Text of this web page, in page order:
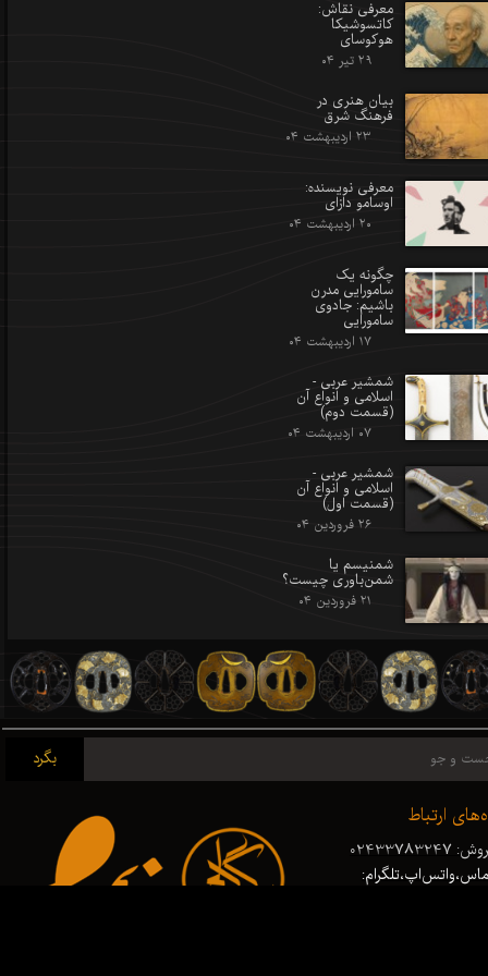
معرفی نقاش:
کاتسوشیکا
هوکوسای
۲۹ تیر ۰۴
بیان هنری در
فرهنگ شرق
۲۳ اردیبهشت ۰۴
معرفی نویسنده:
اوسامو دازای
۲۰ اردیبهشت ۰۴
چگونه یک
سامورایی مدرن
باشیم: جادوی
سامورایی
۱۷ اردیبهشت ۰۴
شمشیر عربی -
اسلامی و انواع آن
(قسمت دوم)
۰۷ اردیبهشت ۰۴
شمشیر عربی -
اسلامی و انواع آن
(قسمت اول)
۲۶ فروردین ۰۴
شمنیسم یا
شمن‌باوری چیست؟
۲۱ فروردین ۰۴
ارتباط
02433783247
بگرد